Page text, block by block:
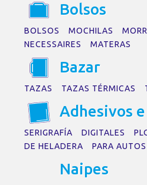
Bolsos
BOLSOS MOCHILAS
NECESSAIRES
MATERAS
Bazar
TAZAS TAZAS TÉRMICAS
Adhesivos
SERIGRAFÍA DIGITALES
DE HELADERA
PARA AUTOS
Naipes